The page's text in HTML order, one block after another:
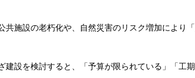
共施設の老朽化や、自然災害のリスク増加により
建設を検討すると、「予算が限られている」「工